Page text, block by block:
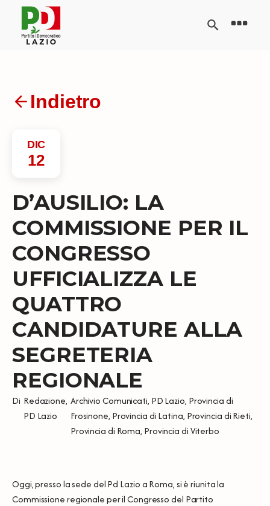
Indietro
DIC
12
D’AUSILIO: LA
COMMISSIONE PER IL
CONGRESSO
UFFICIALIZZA LE
QUATTRO
CANDIDATURE ALLA
SEGRETERIA
REGIONALE
Di Redazione
PD Lazio
, Archivio Comunicati, PD Lazio, Provincia di
Frosinone, Provincia di Latina, Provincia di Rieti,
Provincia di Roma, Provincia di Viterbo
Oggi, presso la sede del Pd Lazio a Roma, si è riunita la
Commissione regionale per il Congresso del Partito